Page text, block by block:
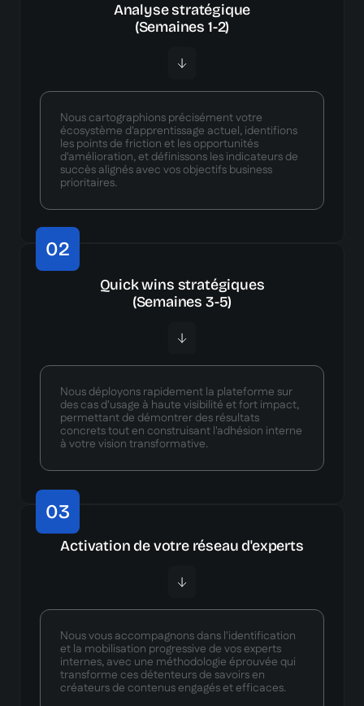
Analyse stratégique
(Semaines 1-2)
Nous cartographions précisément votre
écosystème d'apprentissage actuel, identifions
les points de friction et les opportunités
d'amélioration, et définissons les indicateurs de
succès alignés avec vos objectifs business
prioritaires.
Quick wins stratégiques
(Semaines 3-5)
Nous déployons rapidement la plateforme sur
des cas d'usage à haute visibilité et fort impact,
permettant de démontrer des résultats
concrets tout en construisant l'adhésion interne
à votre vision transformative.
02
Activation de votre réseau d'experts
Nous vous accompagnons dans l'identification
et la mobilisation progressive de vos experts
internes, avec une méthodologie éprouvée qui
transforme ces détenteurs de savoirs en
créateurs de contenus engagés et efficaces.
03